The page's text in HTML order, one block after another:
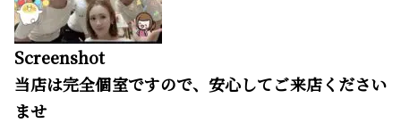
Screenshot
当店は完全個室ですので、安心してご来店ください
ませ